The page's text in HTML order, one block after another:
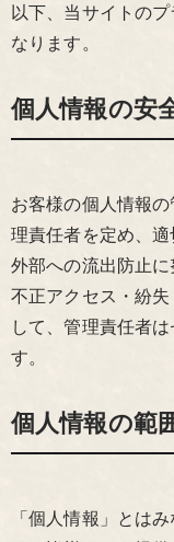
以下、当サイトの
なります。
個人情報の安
お客様の個人情報
理責任者を定め、
外部への流出防止
不正アクセス・紛
して、管理責任者
す。
個人情報の範
「個人情報」とは